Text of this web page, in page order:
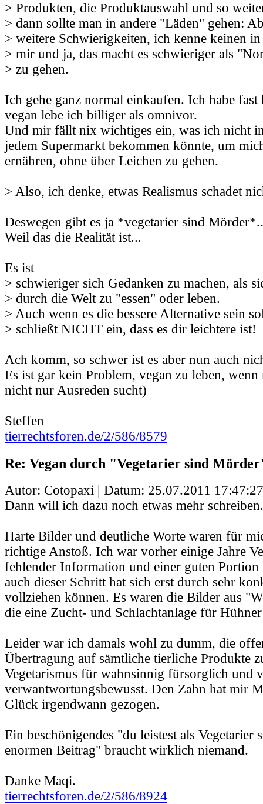
> Produkten, die Produktauswahl und so
> dann sollte man in andere "Läden" gehen:
> weitere Schwierigkeiten, ich kenne keinen
> mir und ja, das macht es schwieriger als
> zu gehen.
Ich gehe ganz normal einkaufen. Ich habe
vegan lebe ich billiger als omnivor.
Und mir fällt nix wichtiges ein, was ich nicht
jedem Supermarkt bekommen könnte, um
ernähren, ohne über Leichen zu gehen.
> Also, ich denke, etwas Realismus schadet
Deswegen gibt es ja *vegetarier sind
Weil das die Realität ist...
Es ist
> schwieriger sich Gedanken zu machen, als
> durch die Welt zu "essen" oder leben.
> Auch wenn es die bessere Alternative sein
> schließt NICHT ein, dass es dir leichtere ist!
Ach komm, so schwer ist es aber nun auch
Es ist gar kein Problem, vegan zu leben,
nicht nur Ausreden sucht)
Steffen
tierrechtsforen.de/2/586/8579
Re: Vegan durch "Vegetarier sind
Autor: Cotopaxi | Datum: 25.07.2011 17:47:27
Dann will ich dazu noch etwas mehr
Harte Bilder und deutliche Worte waren für
richtige Anstoß. Ich war vorher einige Jahre
fehlender Information und einer guten
auch dieser Schritt hat sich erst durch sehr
vollziehen können. Es waren die Bilder aus
die eine Zucht- und Schlachtanlage für
Leider war ich damals wohl zu dumm, die
Übertragung auf sämtliche tierliche Produkte
Vegetarismus für wahnsinnig fürsorglich und
verwantwortungsbewusst. Den Zahn hat mir
Glück irgendwann gezogen.
Ein beschönigendes "du leistest als Vegetarier
enormen Beitrag" braucht wirklich niemand.
Danke Maqi.
tierrechtsforen.de/2/586/8924